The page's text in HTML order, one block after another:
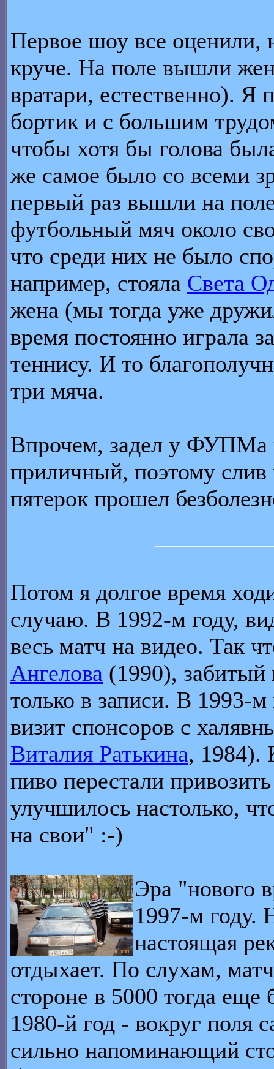
Первое шоу все оценили,
круче. На поле вышли
вратари, естественно). Я
бортик и с большим
чтобы хотя бы голова
же самое было со всеми
первый раз вышли на
футбольный мяч около
что среди них не было
например, стояла Света
жена (мы тогда уже
время постоянно
теннису. И то
три мяча.
Впрочем, задел у ФУПМа
приличный, поэтому слив
пятерок прошел
Потом я долгое время
случаю. В 1992-м году,
весь матч на видео. Так
Ангелова (1990), забитый
только в записи. В 1993-
визит спонсоров с
Виталия Ратькина, 1984).
пиво перестали
улучшилось настолько,
на свои" :-)
Эра "нового
1997-м году.
настоящая
отдыхает. По слухам,
стороне в 5000 тогда
1980-й год - вокруг поля
сильно напоминающий